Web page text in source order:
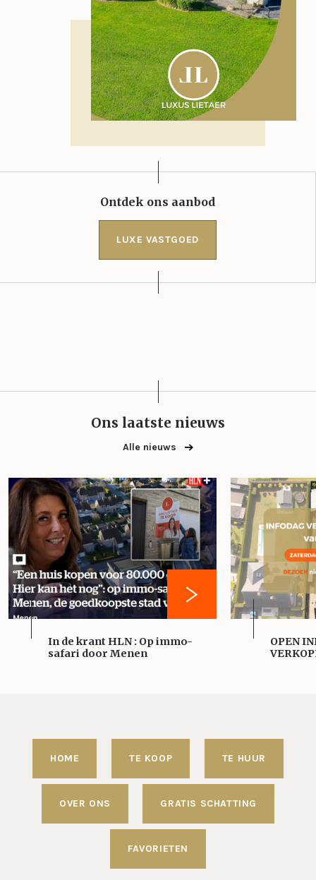
Ontdek ons aanbod
LUXE VASTGOED
Ons laatste nieuws
Alle nieuws
In de krant HLN : Op immo-
safari door Menen
OPEN
HOME TE KOOP TE HUUR
OVER ONS GRATIS SCHATTING
FAVORIETEN